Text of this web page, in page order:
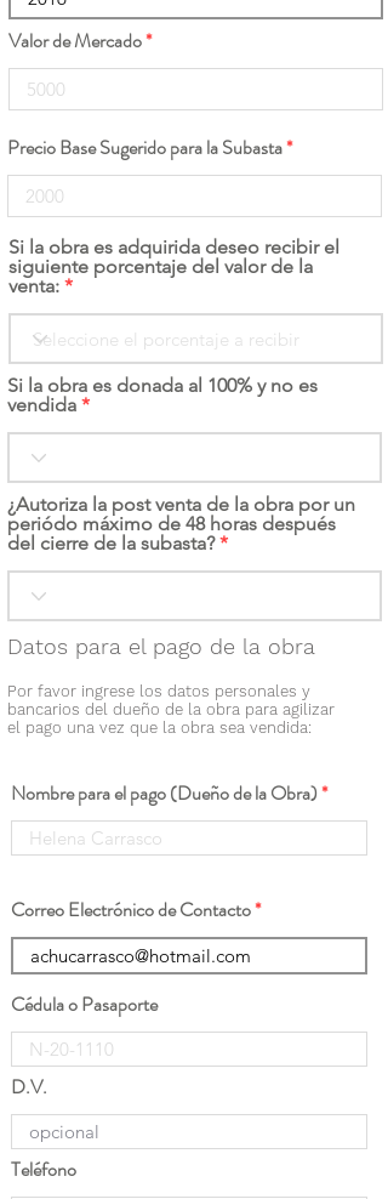
Valor de Mercado
Precio Base Sugerido para la Subasta
Si la obra es adquirida deseo recibir el
siguiente porcentaje del valor de la
venta:
Si la obra es donada al 100% y no es
vendida
¿Autoriza la post venta de la obra por un
periódo máximo de 48 horas después
del cierre de la subasta?
Datos para el pago de la obra
Por favor ingrese los datos personales y
bancarios del dueño de la obra para agilizar
el pago una vez que la obra sea vendida:
Nombre para el pago (Dueño de la Obra)
Correo Electrónico de Contacto
Cédula o Pasaporte
D.V.
Teléfono